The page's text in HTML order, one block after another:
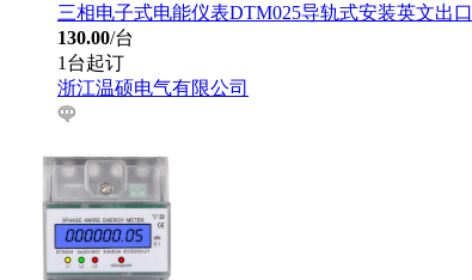
三相电子式电能仪表DTM025导轨式安装英文出口
130.00/台
1台起订
浙江温硕电气有限公司